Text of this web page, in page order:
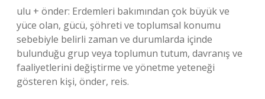
ulu + önder: Erdemleri bakımından çok büyük ve
yüce olan, gücü, şöhreti ve toplumsal konumu
sebebiyle belirli zaman ve durumlarda içinde
bulunduğu grup veya toplumun tutum, davranış ve
faaliyetlerini değiştirme ve yönetme yeteneği
gösteren kişi, önder, reis.